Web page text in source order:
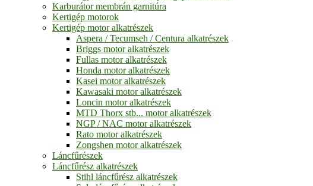
Karburátor membrán garnitúra
Kertigép motorok
Kertigép motor alkatrészek
Aspera / Tecumseh / Centura alkatrészek
Briggs motor alkatrészek
Fullas motor alkatrészek
Honda motor alkatrészek
Kasei motor alkatrészek
Kawasaki motor alkatrészek
Loncin motor alkatrészek
MTD Thorx stb... motor alkatrészek
NGP / NAC motor alkatrészek
Rato motor alkatrészek
Zongshen motor alkatrészek
Láncfűrészek
Láncfűrész alkatrészek
Stihl láncfűrész alkatrészek